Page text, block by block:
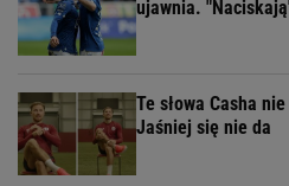
ujawnia.
Te słowa Casha
Jaśniej się nie da